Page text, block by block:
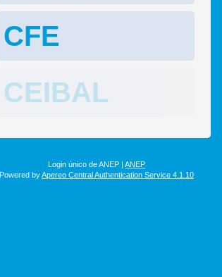
CFE
CEIBAL
Login único de ANEP | ANEP
Powered byApereo Central Authentication Service 4.1.10